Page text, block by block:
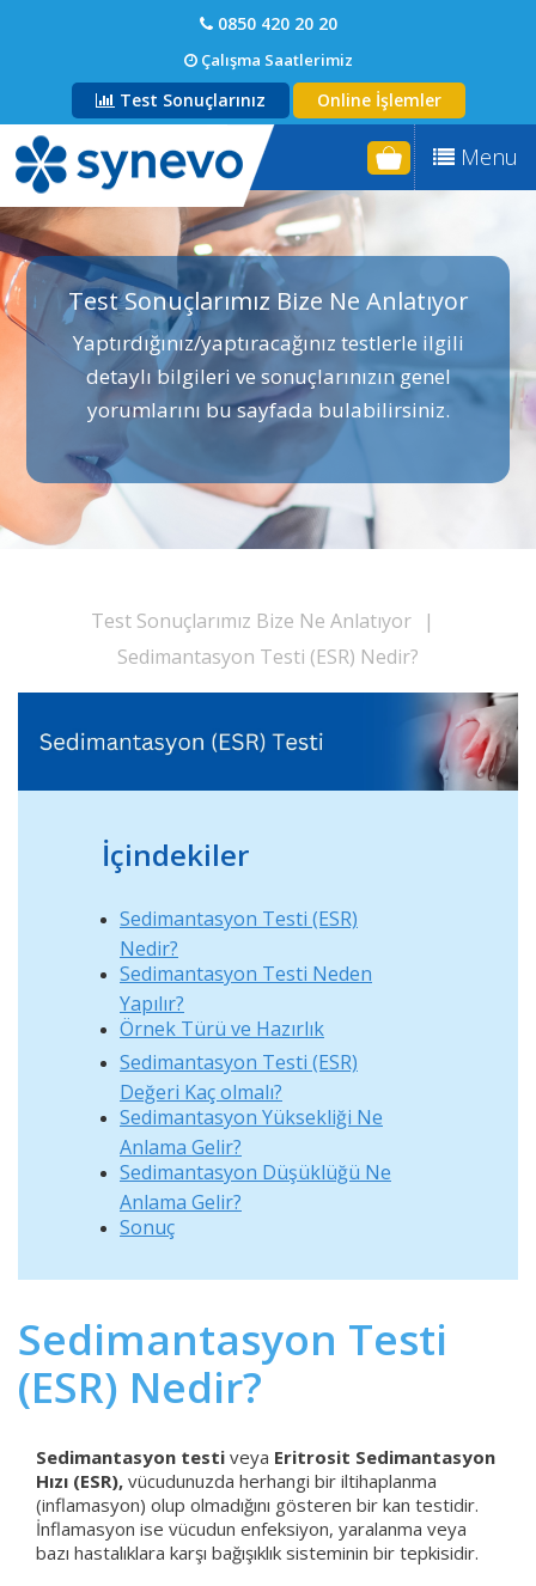
0850 420 20 20
Çalışma Saatlerimiz
Test Sonuçlarınız Online İşlemler
Menu
Test Sonuçlarımız Bize Ne Anlatıyor
Yaptırdığınız/yaptıracağınız testlerle ilgili
detaylı bilgileri ve sonuçlarınızın genel
yorumlarını bu sayfada bulabilirsiniz.
Test Sonuçlarımız Bize Ne Anlatıyor
|
Sedimantasyon Testi (ESR) Nedir?
İçindekiler
Sedimantasyon Testi (ESR)
Nedir?
Sedimantasyon Testi Neden
Yapılır?
Örnek Türü ve Hazırlık
Sedimantasyon Testi (ESR)
Değeri Kaç olmalı?
Sedimantasyon Yüksekliği Ne
Anlama Gelir?
Sedimantasyon Düşüklüğü Ne
Anlama Gelir?
Sonuç
Sedimantasyon Testi
(ESR) Nedir?
Sedimantasyon testi veya Eritrosit Sedimantasyon
Hızı (ESR), vücudunuzda herhangi bir iltihaplanma
(inflamasyon) olup olmadığını gösteren bir kan testidir.
İnflamasyon ise vücudun enfeksiyon, yaralanma veya
bazı hastalıklara karşı bağışıklık sisteminin bir tepkisidir.